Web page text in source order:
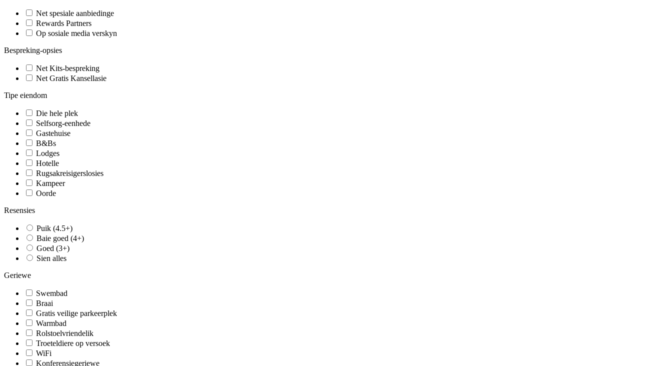
Net spesiale aanbiedinge
Rewards Partners
Op sosiale media verskyn
Bespreking-opsies
Net Kits-bespreking
Net Gratis Kansellasie
Tipe eiendom
Die hele plek
Selfsorg-eenhede
Gastehuise
B&Bs
Lodges
Hotelle
Rugsakreisigerslosies
Kampeer
Oorde
Resensies
Puik (4.5+)
Baie goed (4+)
Goed (3+)
Sien alles
Geriewe
Swembad
Braai
Gratis veilige parkeerplek
Warmbad
Rolstoelvriendelik
Troeteldiere op versoek
WiFi
Konferensiegeriewe